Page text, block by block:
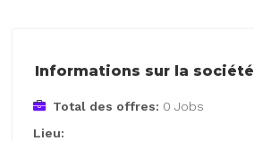
Informations sur la société
Total des offres: 0 Jobs
Lieu: